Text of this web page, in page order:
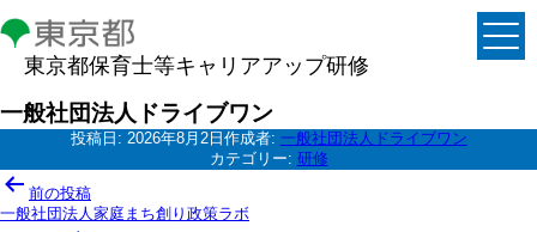
東京都保育士等キャリアアップ研修
一般社団法人ドライブワン
投稿日: 2026年8月2日 作成者: 一般社団法人ドライブワン
カテゴリー: 研修
投
稿
前の投稿
一般社団法人家庭まち創り政策ラボ